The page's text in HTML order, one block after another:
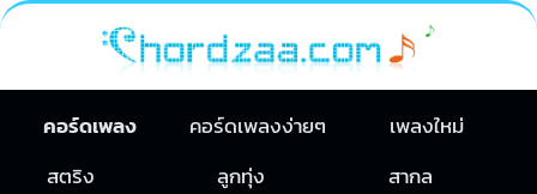
คอร์ดเพลง คอร์ดเพลงง่ายๆ
เพลงใหม่
สตริง
ลูกทุ่ง
สากล